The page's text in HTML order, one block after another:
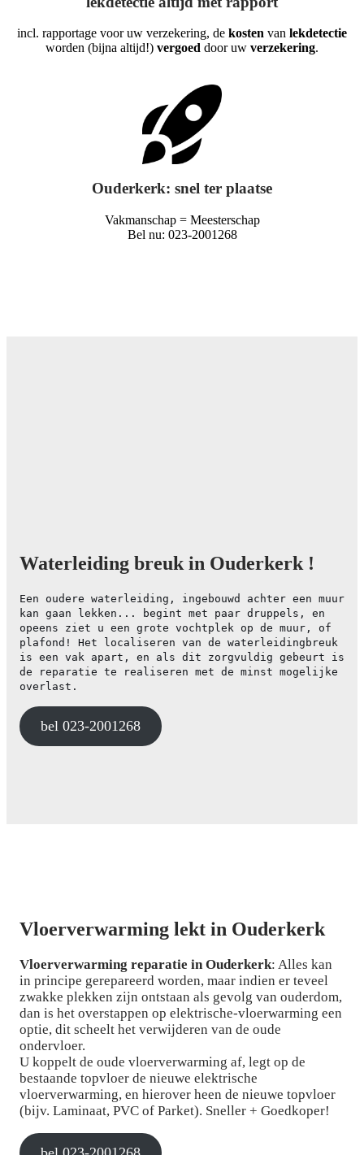
incl. rapportage voor uw verzekering, de kosten van lekdetectie
worden (bijna altijd!) vergoed door uw verzekering.
Ouderkerk: snel ter plaatse
Vakmanschap = Meesterschap
Bel nu: 023-2001268
Waterleiding breuk in Ouderkerk !
Een oudere waterleiding, ingebouwd achter een muur
kan gaan lekken... begint met paar druppels, en
opeens ziet u een grote vochtplek op de muur, of
plafond! Het localiseren van de waterleidingbreuk
is een vak apart, en als dit zorgvuldig gebeurt is
de reparatie te realiseren met de minst mogelijke
overlast.
bel 023-2001268
Vloerverwarming lekt in Ouderkerk
Vloerverwarming reparatie in Ouderkerk: Alles kan
in principe gerepareerd worden, maar indien er teveel
zwakke plekken zijn ontstaan als gevolg van ouderdom,
dan is het overstappen op elektrische-vloerwarming een
optie, dit scheelt het verwijderen van de oude
ondervloer.
U koppelt de oude vloerverwarming af, legt op de
bestaande topvloer de nieuwe elektrische
vloerverwarming, en hierover heen de nieuwe topvloer
(bijv. Laminaat, PVC of Parket). Sneller + Goedkoper!